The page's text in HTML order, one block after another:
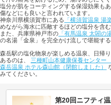
塩分が肌をコーティングする保湿効果も
傷などにも良いと言われています。
神奈川県横須賀市にある 「横須賀温泉 湯
めながら海水に匹敵するほどの塩分を含
また、兵庫県神戸市の 「有馬温泉 太閤の湯
の名湯「金泉」を完全かけ流しで堪能する
森岳駅の塩化物泉が楽しめる温泉、日帰
あるのは、 三種町山本健康保養センタ
森岳温泉 ホテル森山館（閉館しました）
みてください。
第20回ニフティ